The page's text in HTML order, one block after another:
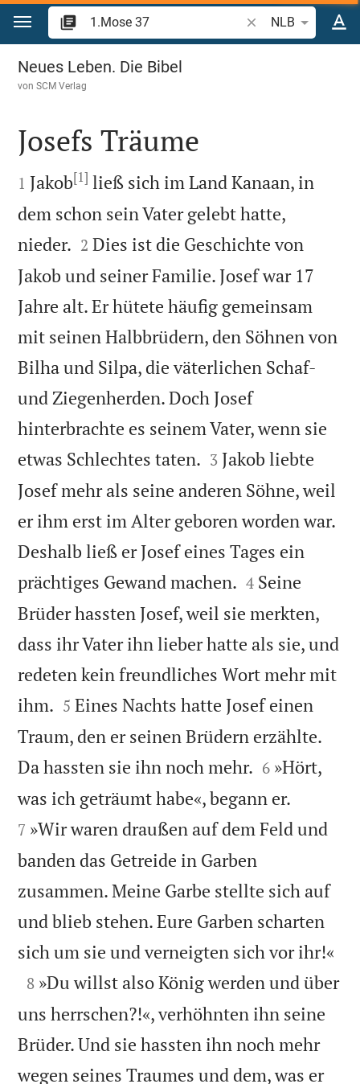
Zum Inhalt springen
Bibelstelle oder
NLB
1.Mose 37
Neues Leben. Die Bibel
vonSCM Verlag

Josefs Träume

1 Jakob[1] ließ sich im Land Kanaan, in
dem schon sein Vater gelebt hatte,
nieder. 

2 Dies ist die Geschichte von
Jakob und seiner Familie. Josef war 17
Jahre alt. Er hütete häufig gemeinsam
mit seinen Halbbrüdern, den Söhnen von
Bilha und Silpa, die väterlichen Schaf-
und Ziegenherden. Doch Josef
hinterbrachte es seinem Vater, wenn sie
etwas Schlechtes taten. 

3 Jakob liebte
Josef mehr als seine anderen Söhne, weil
er ihm erst im Alter geboren worden war.
Deshalb ließ er Josef eines Tages ein
prächtiges Gewand machen. 

4 Seine
Brüder hassten Josef, weil sie merkten,
dass ihr Vater ihn lieber hatte als sie, und
redeten kein freundliches Wort mehr mit
ihm. 

5 Eines Nachts hatte Josef einen
Traum, den er seinen Brüdern erzählte.
Da hassten sie ihn noch mehr. 

6 »Hört,
was ich geträumt habe«, begann er.
7 »Wir waren draußen auf dem Feld und
banden das Getreide in Garben
zusammen. Meine Garbe stellte sich auf
und blieb stehen. Eure Garben scharten
sich um sie und verneigten sich vor ihr!«

8 »Du willst also König werden und über
uns herrschen?!«, verhöhnten ihn seine
Brüder. Und sie hassten ihn noch mehr
wegen seines Traumes und dem, was er